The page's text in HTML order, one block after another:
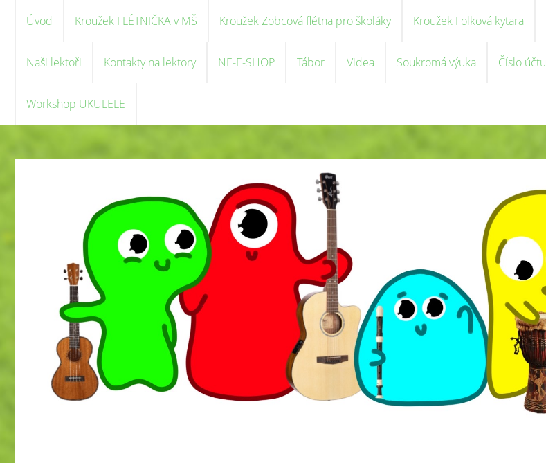
Úvod Kroužek FLÉTNIČKA v MŠ Kroužek Zobcová flétna pro školáky Kroužek Folková kytara
Naši lektoři Kontakty na lektory NE-E-SHOP Tábor Videa Soukromá výuka Číslo účtu
Workshop UKULELE